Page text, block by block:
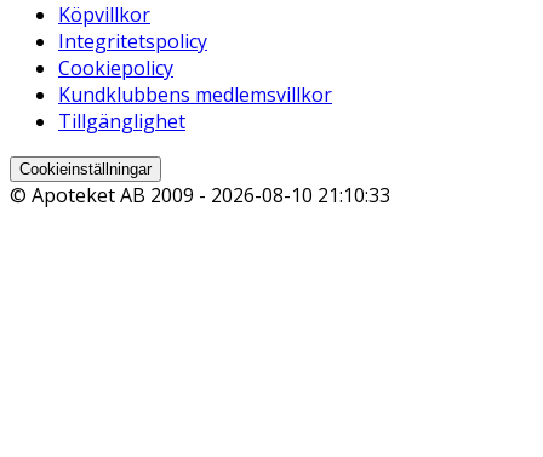
Köpvillkor
Integritetspolicy
Cookiepolicy
Kundklubbens medlemsvillkor
Tillgänglighet
Cookieinställningar
© Apoteket AB 2009 - 2026-08-10 21:10:33